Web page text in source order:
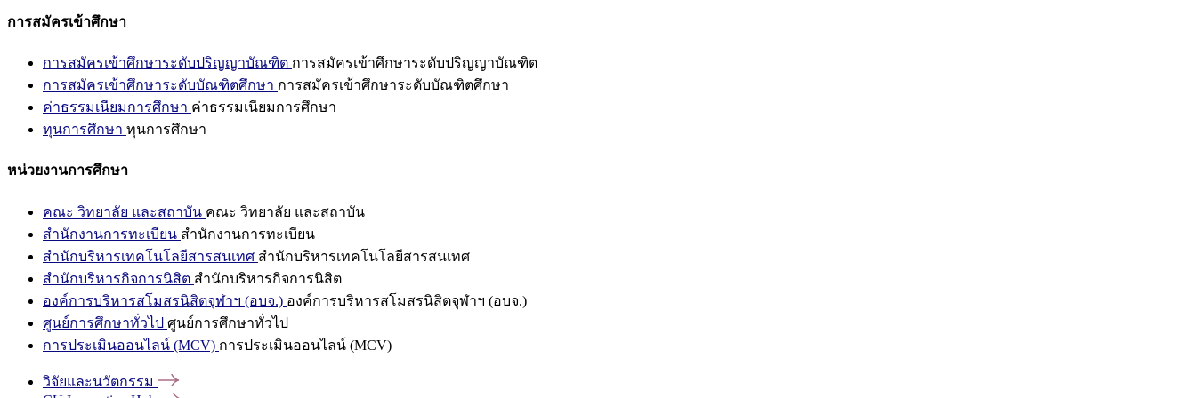
การสมัครเข้าศึกษา
การสมัครเข้าศึกษาระดับปริญญาบัณฑิต การสมัครเข้าศึกษาระดับปริญญาบัณฑิต
การสมัครเข้าศึกษาระดับบัณฑิตศึกษา การสมัครเข้าศึกษาระดับบัณฑิตศึกษา
ค่าธรรมเนียมการศึกษา ค่าธรรมเนียมการศึกษา
ทุนการศึกษา ทุนการศึกษา
หน่วยงานการศึกษา
คณะ วิทยาลัย และสถาบัน คณะ วิทยาลัย และสถาบัน
สำนักงานการทะเบียน สำนักงานการทะเบียน
สำนักบริหารเทคโนโลยีสารสนเทศ สำนักบริหารเทคโนโลยีสารสนเทศ
สำนักบริหารกิจการนิสิต สำนักบริหารกิจการนิสิต
องค์การบริหารสโมสรนิสิตจุฬาฯ (อบจ.) องค์การบริหารสโมสรนิสิตจุฬาฯ (อบจ.)
ศูนย์การศึกษาทั่วไป ศูนย์การศึกษาทั่วไป
การประเมินออนไลน์ (MCV) การประเมินออนไลน์ (MCV)
วิจัยและนวัตกรรม